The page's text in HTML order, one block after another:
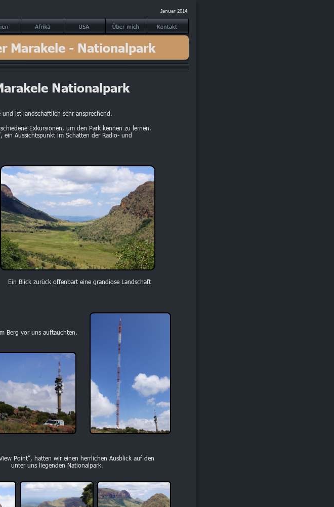
Marakele - Nationalpark
Nationalpark
ist landschaftlich sehr ansprechend.
Exkursionen, um den Park kennen zu lernen.
ein Aussichtspunkt im Schatten der Radio- und
Ein Blick zurück offenbart eine grandiose Landschaft
Berg vor uns auftauchten.
Point”, hatten wir einen herrlichen Ausblick auf den
unter uns liegenden Nationalpark.
Januar 2014